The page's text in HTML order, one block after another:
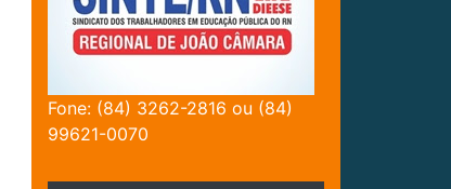
Fone: (84) 3262-2816 ou (84)
99621-0070